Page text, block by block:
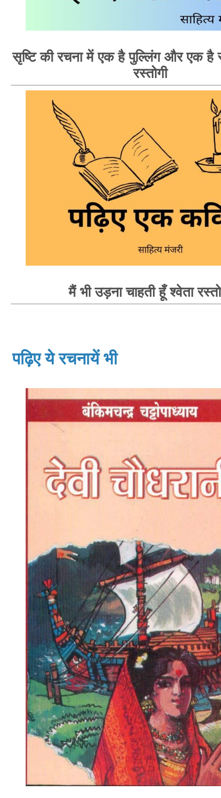
सृष्टि की रचना में एक है पुल्लिंग और एक है
रस्तोगी
मैं भी उड़ना चाहती हूँ श्वेता
पढ़िए ये रचनायें भी